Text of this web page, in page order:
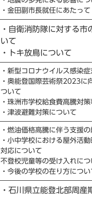
・金田副市長就任にあたって
・自衛消防隊に対する市
いて
・トキ放鳥について
・新型コロナウイルス感染
・奥能登国際芸術祭2023に
ついて
・珠洲市学校給食費高騰対
・津波避難対策について
・燃油価格高騰に伴う支援
・小中学校における屋外活
対応について
不登校児童等の受け入れにつ
・今後の学校の在り方につい
・石川県立能登北部周産